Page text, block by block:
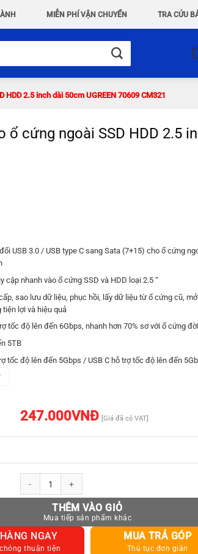
MIỄN PHÍ VẬN CHUYỂN TRA CỨU
2.5 inch dài 50cm UGREEN 70609 CM321
cứng ngoài SSD HDD 2.5
USB 3.0 / USB type C sang Sata (7+15) cho ổ cứng
cập nhanh vào ổ cứng SSD và HDD loại 2.5 “
sao lưu dữ liệu, phục hồi, lấy dữ liệu từ ổ cứng cũ,
lợi và hiệu quả
tốc độ lên đến 6Gbps, nhanh hơn 70% sơ với ổ cứng
5TB
tốc độ lên đến 5Gbps / USB C hỗ trợ tốc độ lên đến
gia tốc truyền giao Thức UASP
Không cần phải tắt máy tính xách tay của bạn
nối với các ổ đĩa cứng
USB 50cm
ASM1153E giúp truyền tải dữ liệu nhanh và ổn định
thiết bị như: Máy tính xách tay chạy Windows
Vista, Mac OS, Linux hoặc Chrome OS; máy chơi
PS3, Xbox One, Xbox 360, Raspberry PI, Router…
247.000VNĐ [Giá đã có VAT]
USB 3.0 sang Sata (7+15) cho ổ cứng ngoài SSD
THÊM VÀO GIỎ
NGAY
thuận tiện
MUA TRẢ GÓP
Thủ tục đơn giản